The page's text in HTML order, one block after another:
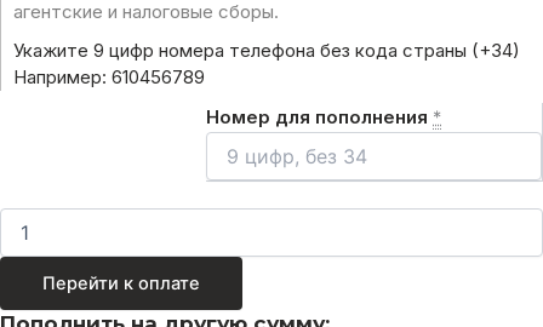
агентские и налоговые сборы.
Укажите 9 цифр номера телефона без кода страны (+34)
Например: 610456789
Номер для пополнения *
Перейти к оплате